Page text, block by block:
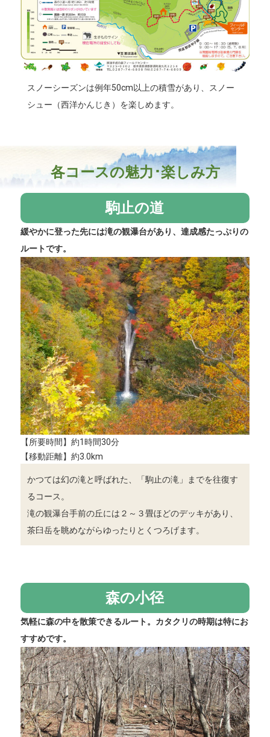
スノーシーズンは例年50cm以上の積雪があり、スノー
シュー（西洋かんじき）を楽しめます。
各コースの魅力･楽しみ方
駒止の道
緩やかに登った先には滝の観瀑台があり、達成感たっぷりの
ルートです。
【所要時間】約1時間30分
【移動距離】約3.0km
かつては幻の滝と呼ばれた、「駒止の滝」までを往復す
るコース。
滝の観瀑台手前の丘には２～３畳ほどのデッキがあり、
茶臼岳を眺めながらゆったりとくつろげます。
森の小径
気軽に森の中を散策できるルート。カタクリの時期は特にお
すすめです。